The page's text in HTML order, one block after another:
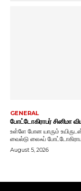
GENERAL
போட்டோகிராபர் சினிமா
உள்ளே போன யாரும் உயிருடன்
வைல்டு லைஃப்
August 5, 2026